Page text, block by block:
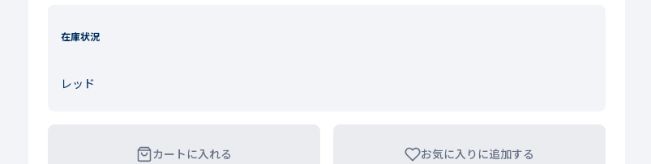
在庫状況
レッド
カートに入れる お気に入りに追加する